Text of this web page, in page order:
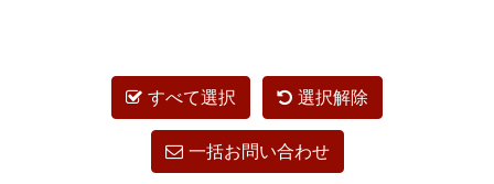
すべて選択 選択解除
一括お問い合わせ